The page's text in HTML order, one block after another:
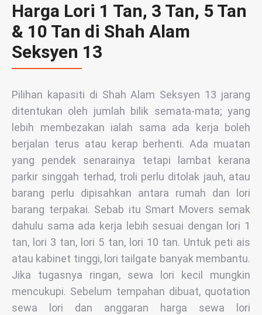
Harga Lori 1 Tan, 3 Tan, 5 Tan
& 10 Tan di Shah Alam
Seksyen 13
Pilihan kapasiti di Shah Alam Seksyen 13 jarang
ditentukan oleh jumlah bilik semata-mata; yang
lebih membezakan ialah sama ada kerja boleh
berjalan terus atau kerap berhenti. Ada muatan
yang pendek senarainya tetapi lambat kerana
parkir singgah terhad, troli perlu ditolak jauh, atau
barang perlu dipisahkan antara rumah dan lori
barang terpakai. Sebab itu Smart Movers semak
dahulu sama ada kerja lebih sesuai dengan lori 1
tan, lori 3 tan, lori 5 tan, lori 10 tan. Untuk peti ais
atau kabinet tinggi, lori tailgate banyak membantu.
Jika tugasnya ringan, sewa lori kecil mungkin
mencukupi. Sebelum tempahan dibuat, quotation
sewa lori dan anggaran harga sewa lori